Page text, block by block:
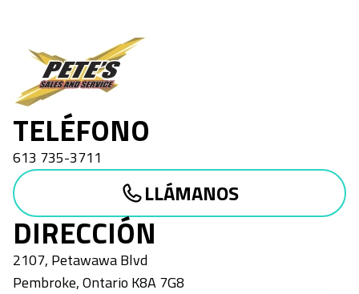
Pete's Sales and Service
TELÉFONO
613 735-3711
LLÁMANOS
DIRECCIÓN
2107, Petawawa Blvd
Pembroke,Ontario K8A 7G8